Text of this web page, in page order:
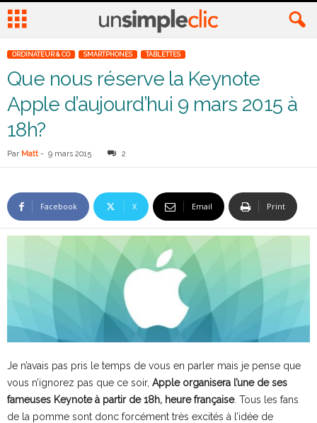
ORDINATEUR & CO SMARTPHONES TABLETTES
Que nous réserve la Keynote
Apple d’aujourd’hui 9 mars 2015 à
18h?
Par Matt - 9 mars 2015 2
Facebook X Email Print
Je n’avais pas pris le temps de vous en parler mais je pense que
vous n’ignorez pas que ce soir, Apple organisera l’une de ses
fameuses Keynote à partir de 18h, heure française. Tous les fans
de la pomme sont donc forcément très excités à l’idée de